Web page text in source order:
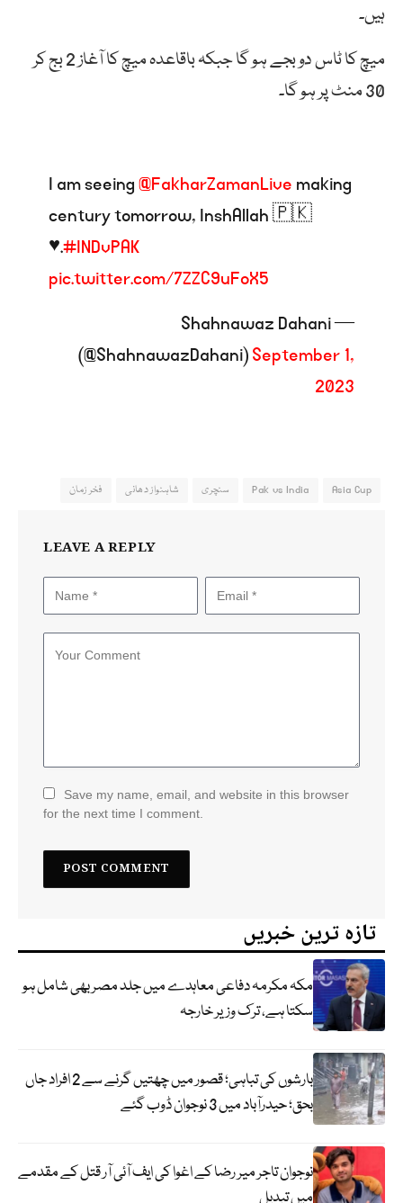
ہیں۔
میچ کا ٹاس دو بجے ہو گا جبکہ باقاعدہ میچ کا آغاز 2 بج کر
30 منٹ پر ہو گا۔
I am seeing@FakharZamanLive making
century tomorrow, InshAllah 🇵🇰
♥️.#INDvPAK
pic.twitter.com/7ZZC9uFoX5
— Shahnawaz Dahani
(@ShahnawazDahani)September 1,
2023
Asia Cup
Pak vs India سنچری شاہنواز دھانی فخر زمان
LEAVE A REPLY
Save my name, email, and website in this browser
for the next time I comment.
تازہ ترین خبریں
مکہ مکرمہ دفاعی معاہدے میں جلد مصر بھی شامل ہو
سکتا ہے، ترک وزیر خارجہ
بارشوں کی تباہی؛ قصور میں چھتیں گرنے سے 2 افراد جاں
بحق؛ حیدرآباد میں 3 نوجوان ڈوب گئے
نوجوان تاجر میر رضا کے اغوا کی ایف آئی آر قتل کے مقدمے
میں تبدیل